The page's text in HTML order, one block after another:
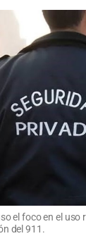
el foco en el
del 911.